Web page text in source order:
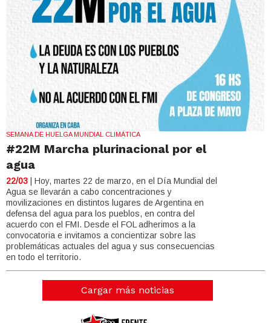
SEMANA DE HUELGA MUNDIAL CLIMÁTICA
#22M Marcha plurinacional por el
agua
22/03 | Hoy, martes 22 de marzo, en el Día Mundial del
Agua se llevarán a cabo concentraciones y
movilizaciones en distintos lugares de Argentina en
defensa del agua para los pueblos, en contra del
acuerdo con el FMI. Desde el FOL adherimos a la
convocatoria e invitamos a concientizar sobre las
problemáticas actuales del agua y sus consecuencias
en todo el territorio.
Cargar más noticias